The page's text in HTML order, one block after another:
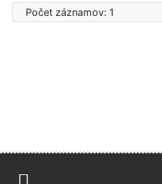
Počet záznamov: 1